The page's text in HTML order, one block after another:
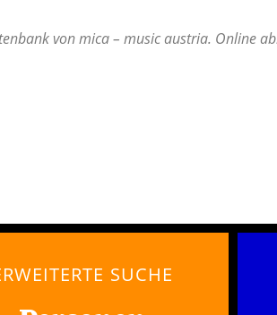
von mica – music austria. Online
SUCHE